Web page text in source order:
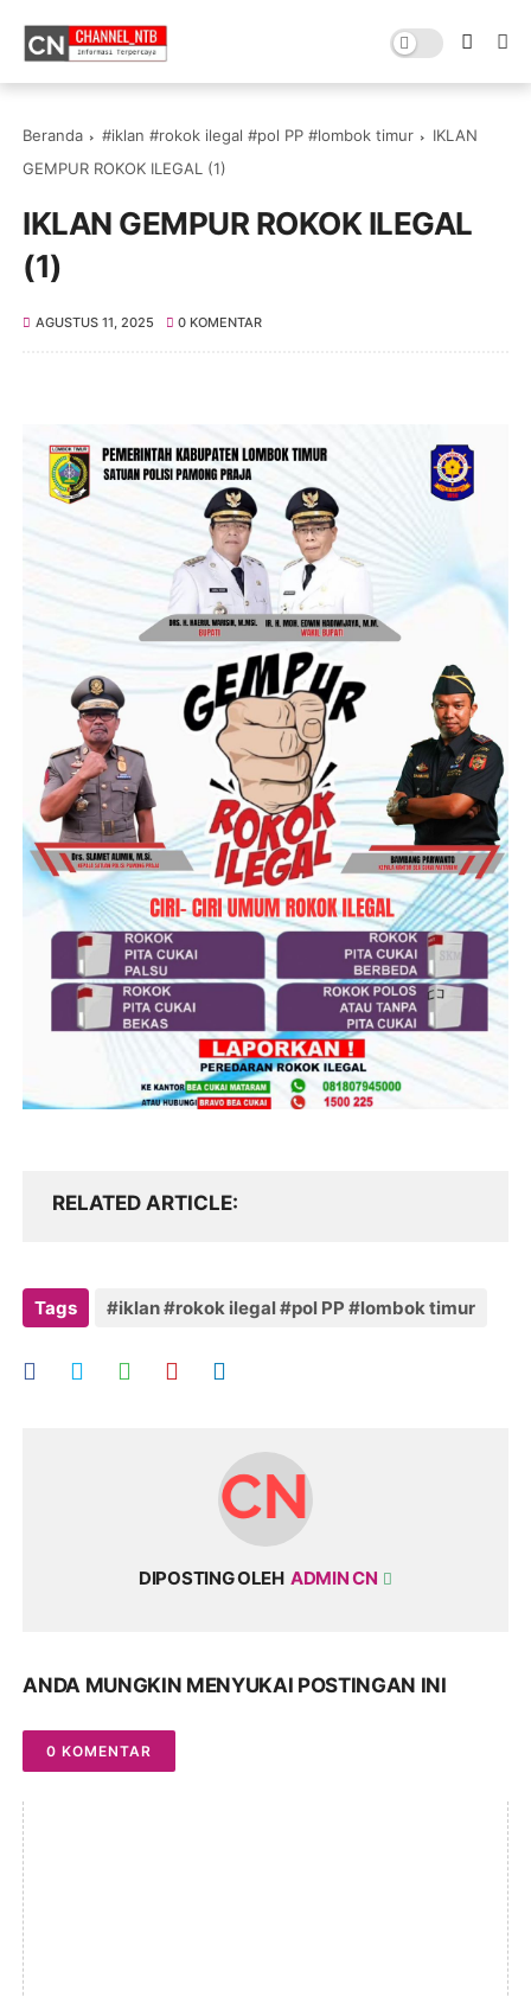
Beranda #iklan #rokok ilegal #pol PP #lombok timur
IKLAN
GEMPUR ROKOK ILEGAL (1)
IKLAN GEMPUR ROKOK ILEGAL
(1)
AGUSTUS 11, 2025 0 KOMENTAR
RELATED ARTICLE
Tags #iklan #rokok ilegal #pol PP #lombok timur
DIPOSTING OLEH ADMIN CN
ANDA MUNGKIN MENYUKAI POSTINGAN INI
0 KOMENTAR